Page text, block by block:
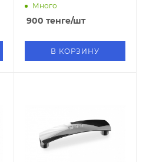
Много
900 тенге/шт
В КОРЗИНУ